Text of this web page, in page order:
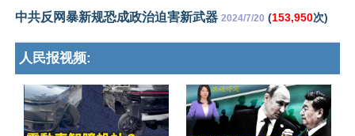
中共反网暴新规恐成政治迫害新武器 2024/7/20 (153,950次)
人民报视频: